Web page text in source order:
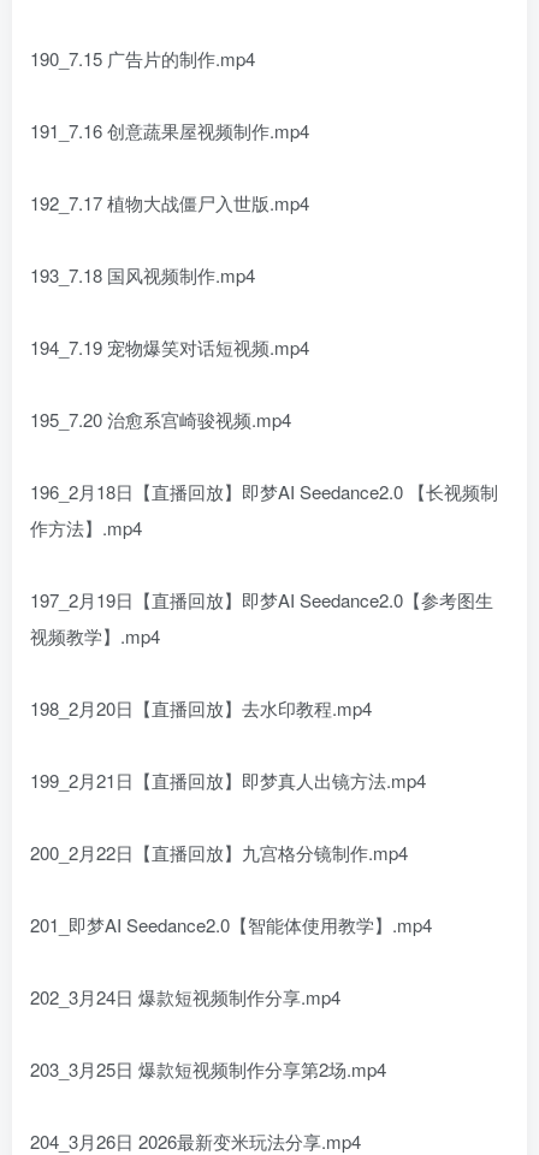
190_7.15 广告片的制作.mp4
191_7.16 创意蔬果屋视频制作.mp4
192_7.17 植物大战僵尸入世版.mp4
193_7.18 国风视频制作.mp4
194_7.19 宠物爆笑对话短视频.mp4
195_7.20 治愈系宫崎骏视频.mp4
196_2月18日【直播回放】即梦AI Seedance2.0 【长视频制
作方法】.mp4
197_2月19日【直播回放】即梦AI Seedance2.0【参考图生
视频教学】.mp4
198_2月20日【直播回放】去水印教程.mp4
199_2月21日【直播回放】即梦真人出镜方法.mp4
200_2月22日【直播回放】九宫格分镜制作.mp4
201_即梦AI Seedance2.0【智能体使用教学】.mp4
202_3月24日 爆款短视频制作分享.mp4
203_3月25日 爆款短视频制作分享第2场.mp4
204_3月26日 2026最新变米玩法分享.mp4